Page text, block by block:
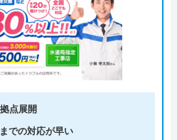
点展開
での対応が早い